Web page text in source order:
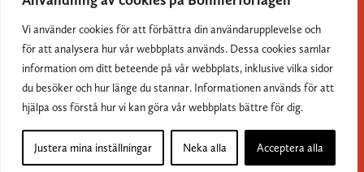
Vi använder cookies för att förbättra din användarupplevelse och
för att analysera hur vår webbplats används. Dessa cookies samlar
information om ditt beteende på vår webbplats, inklusive vilka sidor
du besöker och hur länge du stannar. Informationen används för att
hjälpa oss förstå hur vi kan göra vår webbplats bättre för dig.
Justera mina inställningar Neka alla Acceptera alla
Om Bonnierförlagen
Cookies
Integritetspolicy